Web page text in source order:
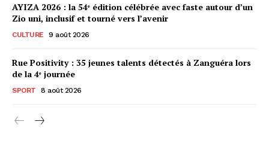
AYIZA 2026 : la 54ᵉ édition célébrée avec faste autour d’un
Zio uni, inclusif et tourné vers l’avenir
CULTURE 9 août 2026
Rue Positivity : 35 jeunes talents détectés à Zanguéra lors
de la 4ᵉ journée
SPORT 8 août 2026